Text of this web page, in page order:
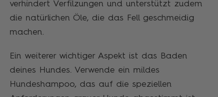
verhindert Verfilzungen und unterstützt zudem
die natürlichen Öle, die das Fell geschmeidig
machen.
Ein weiterer wichtiger Aspekt ist das Baden
deines Hundes. Verwende ein mildes
Hundeshampoo, das auf die speziellen